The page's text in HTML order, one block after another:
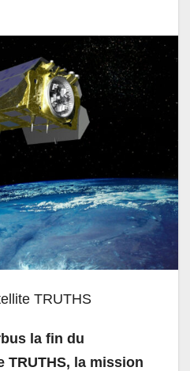
TRUTHS
la fin du
TRUTHS, la mission